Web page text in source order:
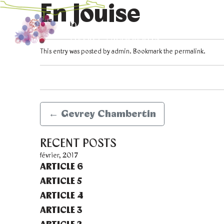
domaine marchand-grillot
Gevrey-Chambertin
En Jouise
This entry was posted by admin. Bookmark the permalink.
← Gevrey Chambertin
RECENT POSTS
février, 2017
ARTICLE 6
ARTICLE 5
ARTICLE 4
ARTICLE 3